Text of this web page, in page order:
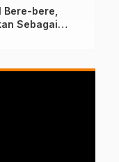
Bere-bere,
Sebagai
Ummu